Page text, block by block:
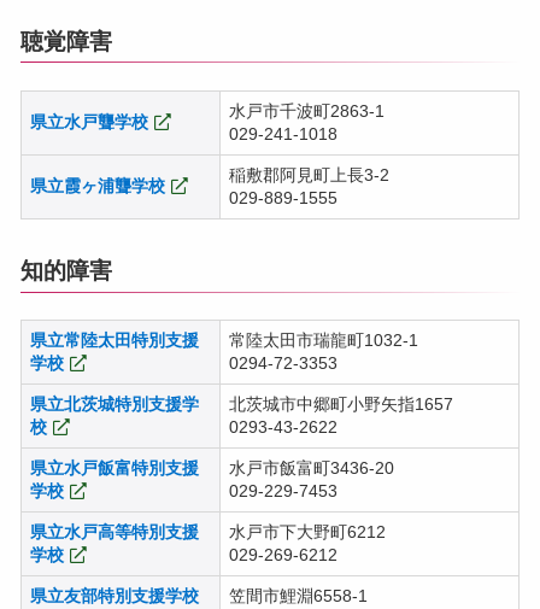
聴覚障害
県立水戸聾学校
水戸市千波町2863-1
029-241-1018
県立霞ヶ浦聾学校
稲敷郡阿見町上長3-2
029-889-1555
知的障害
県立常陸太田特別支援
学校
常陸太田市瑞龍町1032-1
0294-72-3353
県立北茨城特別支援学
校
北茨城市中郷町小野矢指1657
0293-43-2622
県立水戸飯富特別支援
学校
水戸市飯富町3436-20
029-229-7453
県立水戸高等特別支援
学校
水戸市下大野町6212
029-269-6212
県立友部特別支援学校
笠間市鯉淵6558-1